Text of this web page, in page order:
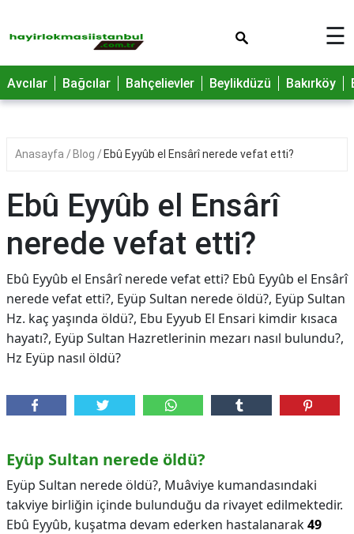
☰
Avcılar Bağcılar Bahçelievler Beylikdüzü Bakırköy
Anasayfa Blog Ebû Eyyûb el Ensârî nerede vefat etti?
Ebû Eyyûb el Ensârî
nerede vefat etti?
Ebû Eyyûb el Ensârî nerede vefat etti? Ebû Eyyûb el Ensârî
nerede vefat etti?, Eyüp Sultan nerede öldü?, Eyüp Sultan
Hz. kaç yaşında öldü?, Ebu Eyyub El Ensari kimdir kısaca
hayatı?, Eyüp Sultan Hazretlerinin mezarı nasıl bulundu?,
Hz Eyüp nasıl öldü?
Eyüp Sultan nerede öldü?
Eyüp Sultan nerede öldü?, Muâviye kumandasındaki
takviye birliğin içinde bulunduğu da rivayet edilmektedir.
Ebû Eyyûb, kuşatma devam ederken hastalanarak49